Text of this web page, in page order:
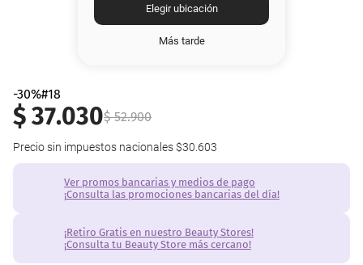
Elegir ubicación
Más tarde
-30%#18
$37.030$ 52.900
Precio sin impuestos nacionales $30.603
Ver promos bancarias y medios de pago
¡Consulta las promociones bancarias del día!
¡Retiro Gratis en nuestro Beauty Stores!
¡Consulta tu Beauty Store más cercano!
9. cher
10